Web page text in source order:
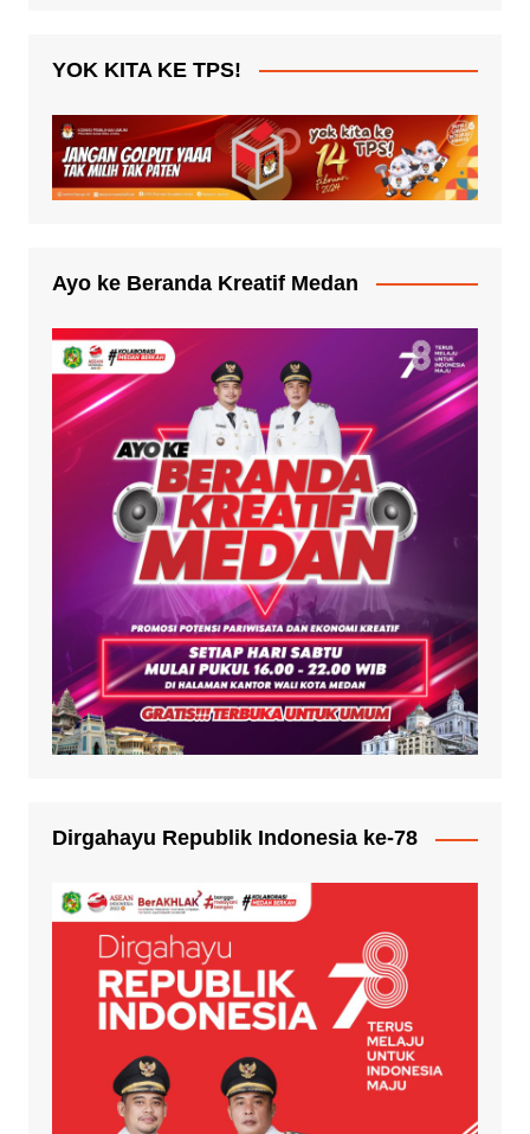
YOK KITA KE TPS!
Ayo ke Beranda Kreatif Medan
Dirgahayu Republik Indonesia ke-78